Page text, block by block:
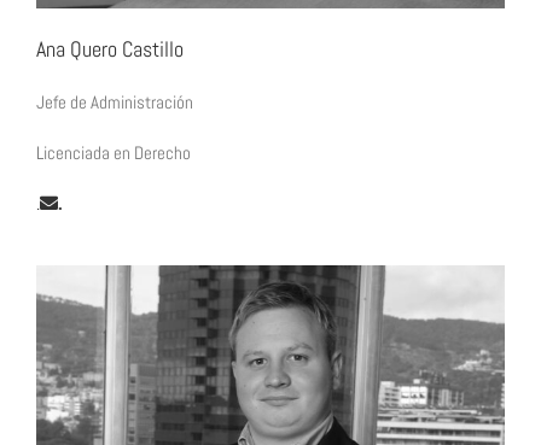
Ana Quero Castillo
Jefe de Administración
Licenciada en Derecho
. .